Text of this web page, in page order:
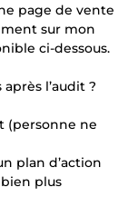
page de vente
sur mon
ci-dessous.
l’audit ?
(personne ne
plan d’action
plus